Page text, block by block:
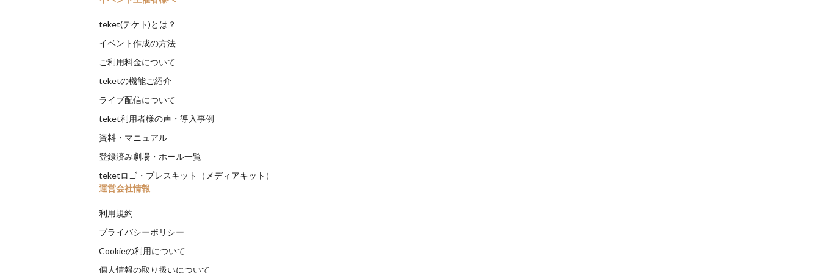
teket(テケト)とは？
イベント作成の方法
ご利用料金について
teketの機能ご紹介
ライブ配信について
teket利用者様の声・導入事例
資料・マニュアル
登録済み劇場・ホール一覧
teketロゴ・プレスキット（メディアキット）
運営会社情報
利用規約
プライバシーポリシー
Cookieの利用について
個人情報の取り扱いについて